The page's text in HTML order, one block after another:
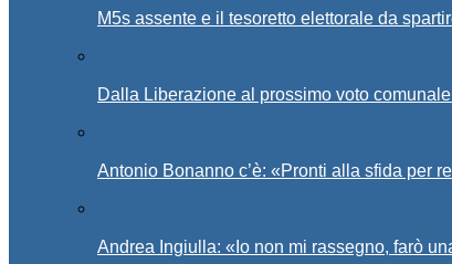
M5s assente e il tesoretto elettorale da
Dalla Liberazione al prossimo voto
Antonio Bonanno c’è: «Pronti alla sfida per
Andrea Ingiulla: «Io non mi rassegno, farò